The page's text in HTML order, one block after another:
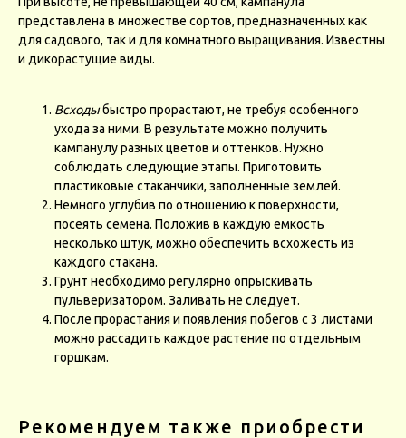
представлена в множестве сортов, предназначенных как
для садового, так и для комнатного выращивания. Известны
и дикорастущие виды.
Всходыбыстро прорастают, не требуя особенного
ухода за ними. В результате можно получить
кампанулу разных цветов и оттенков. Нужно
соблюдать следующие этапы. Приготовить
пластиковые стаканчики, заполненные землей.
Немного углубив по отношению к поверхности,
посеять семена. Положив в каждую емкость
несколько штук, можно обеспечить всхожесть из
каждого стакана.
Грунт необходимо регулярно опрыскивать
пульверизатором. Заливать не следует.
После прорастания и появления побегов с 3 листами
можно рассадить каждое растение по отдельным
горшкам.
Рекомендуем также приобрести